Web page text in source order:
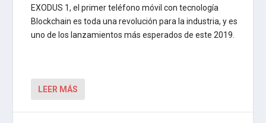
EXODUS 1, el primer teléfono móvil con tecnología
Blockchain es toda una revolución para la industria, y es
uno de los lanzamientos más esperados de este 2019.
LEER MÁS